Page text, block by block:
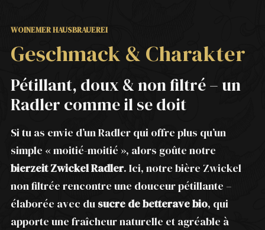
WOINEMER HAUSBRAUEREI
Geschmack & Charakter
Pétillant, doux & non filtré – un
Radler comme il se doit
Si tu as envie d’un Radler qui offre plus qu’un
simple « moitié-moitié », alors goûte notre
bierzeit Zwickel Radler. Ici, notre bière Zwickel
non filtrée rencontre une douceur pétillante –
élaborée avec du sucre de betterave bio, qui
apporte une fraîcheur naturelle et agréable à